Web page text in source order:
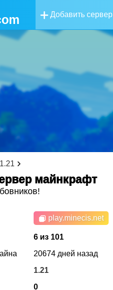
Добавить сервер
1.21
майнкрафт
play.minecis.net
6 из 101
20674 дней назад
1.21
0